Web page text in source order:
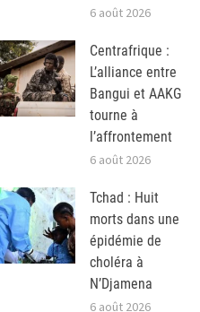
6 août 2026
Centrafrique :
L’alliance entre
Bangui et AAKG
tourne à
l’affrontement
6 août 2026
Tchad : Huit
morts dans une
épidémie de
choléra à
N’Djamena
6 août 2026